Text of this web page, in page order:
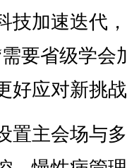
技加速迭代
要省级学会
好应对新挑
主会场与